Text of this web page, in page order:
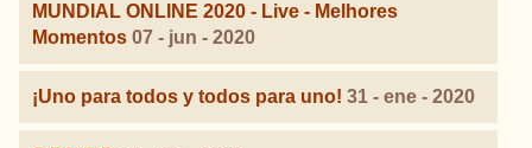
MUNDIAL ONLINE 2020 - Live - Melhores
Momentos 07 - jun - 2020
¡Uno para todos y todos para uno! 31 - ene - 2020